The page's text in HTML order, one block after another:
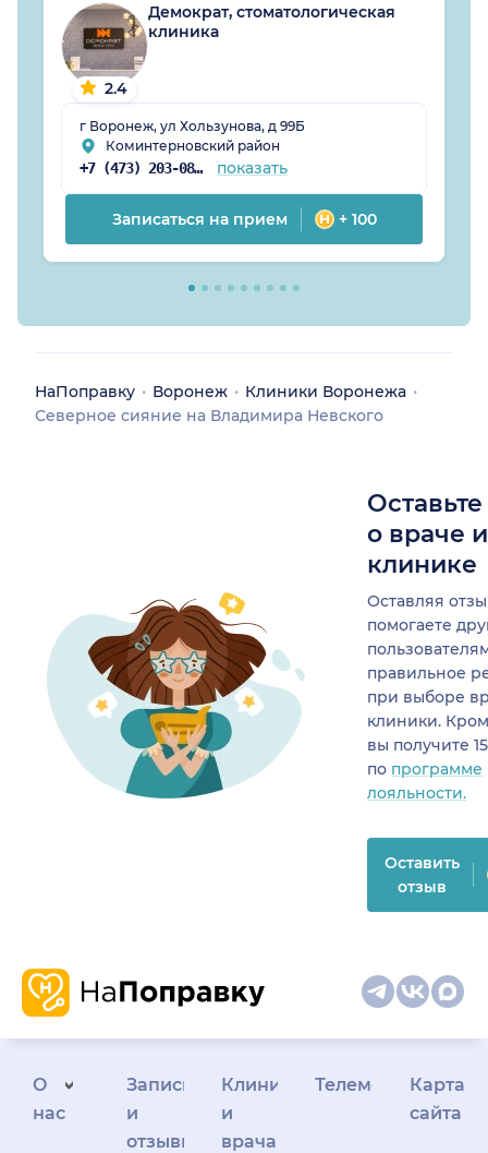
2.4
Демократ, стоматологическая
клиника
г Воронеж, ул Хользунова, д 99Б
Коминтерновский район
+7 (473) 203-08-61 показать
Записаться на прием + 100
НаПоправку Воронеж
Клиники Воронежа
Северное сияние на Владимира Невского
о враче
клинике
Оставляя
помогаете
правильное
при выборе
клиники.
вы получите
по программе
лояльности.
Оставить
отзыв
О
нас
Запись
и
отзывы
Клиникам
и
врачам
Телемедицина
Карта
сайта